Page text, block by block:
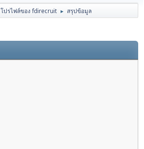
โปรไฟล์ของ fdirecruit ► สรุปข้อมูล